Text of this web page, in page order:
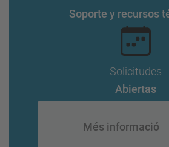
Soporte y recursos
Solicitudes
Abiertas
Més informació